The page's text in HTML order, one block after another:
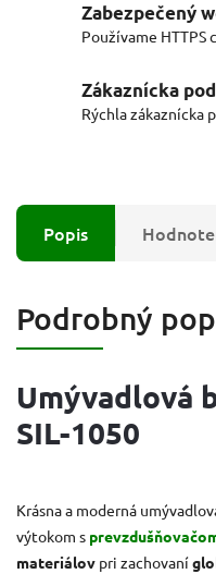
Zabezpečený
Používame HTTPS
Zákaznícka
Rýchla zákaznícka
Popis
Podrobný
Umývadlová
SIL-1050
Krásna a moderná
výtokom s
materiálov pri zachovaní